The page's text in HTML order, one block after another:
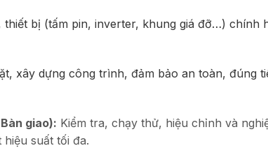
thiết bị (tấm pin, inverter, khung giá đỡ…) chính
xây dựng công trình, đảm bảo an toàn, đúng
giao): Kiểm tra, chạy thử, hiệu chỉnh và
suất tối đa.